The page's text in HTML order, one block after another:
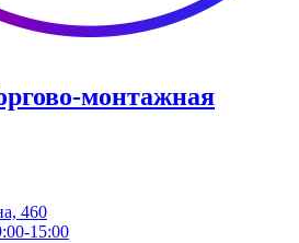
монтажная
460
15:00